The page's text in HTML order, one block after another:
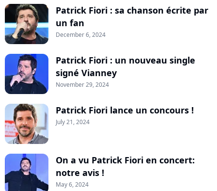
Patrick Fiori : sa chanson écrite par
un fan
December 6, 2024
Patrick Fiori : un nouveau single
signé Vianney
November 29, 2024
Patrick Fiori lance un concours !
July 21, 2024
On a vu Patrick Fiori en concert:
notre avis !
May 6, 2024